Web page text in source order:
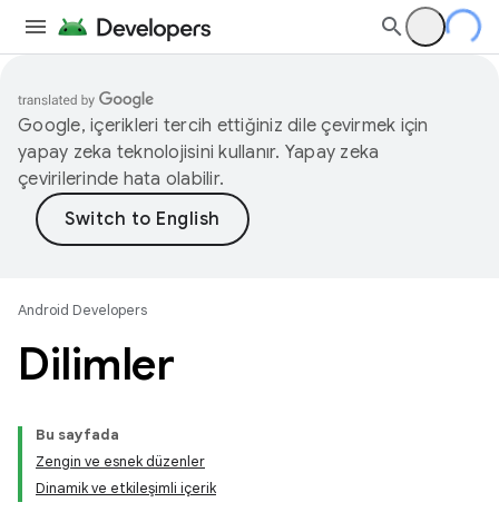
Google, içerikleri tercih ettiğiniz dile çevirmek için
yapay zeka teknolojisini kullanır. Yapay zeka
çevirilerinde hata olabilir.
Android Developers
Dilimler
Bu sayfada
Zengin ve esnek düzenler
Dinamik ve etkileşimli içerik